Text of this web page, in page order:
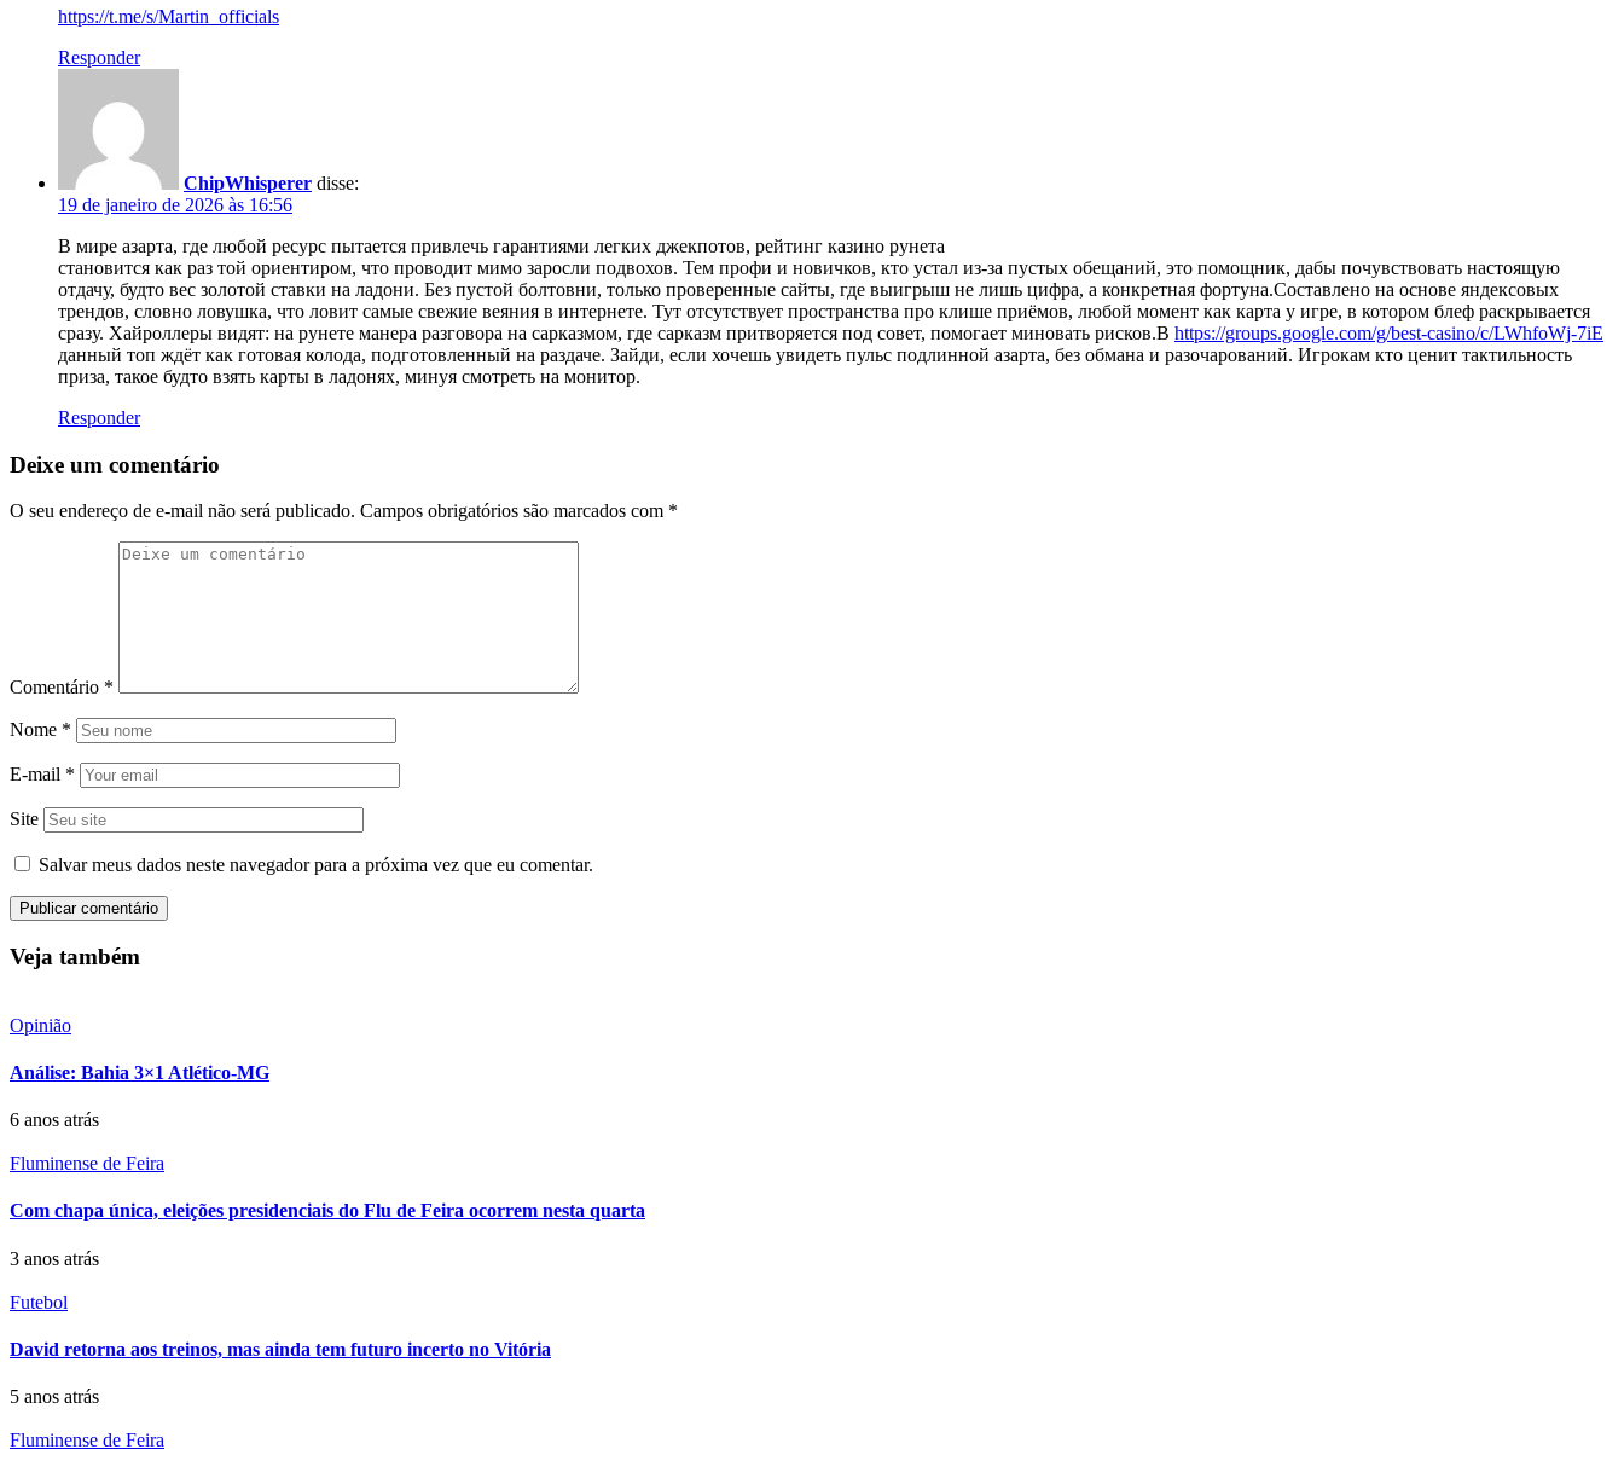
https://t.me/s/Martin_officials
Responder
ChipWhisperer disse:
19 de janeiro de 2026 às 16:56
В мире азарта, где любой ресурс пытается привлечь гарантиями легких джекпотов, рейтинг казино рунета
становится как раз той ориентиром, что проводит мимо заросли подвохов. Тем профи и новичков, кто устал из-за пустых обещаний, это помощник, дабы почувствовать настоящую
отдачу, будто вес золотой ставки на ладони. Без пустой болтовни, только проверенные сайты, где выигрыш не лишь цифра, а конкретная фортуна.Составлено на основе яндексовых
трендов, словно ловушка, что ловит самые свежие веяния в интернете. Тут отсутствует пространства про клише приёмов, любой момент как карта у игре, в котором блеф раскрывается
сразу. Хайроллеры видят: на рунете манера разговора на сарказмом, где сарказм притворяется под совет, помогает миновать рисков.В https://groups.google.com/g/best-casino/c/LWhfoWj-7iE
данный топ ждёт как готовая колода, подготовленный на раздаче. Зайди, если хочешь увидеть пульс подлинной азарта, без обмана и разочарований. Игрокам кто ценит тактильность
приза, такое будто взять карты в ладонях, минуя смотреть на монитор.
Responder
Deixe um comentário
O seu endereço de e-mail não será publicado. Campos obrigatórios são marcados com *
Comentário *
Nome *
E-mail *
Site
Salvar meus dados neste navegador para a próxima vez que eu comentar.
Veja também
Opinião
Análise: Bahia 3×1 Atlético-MG
6 anos atrás
Fluminense de Feira
Com chapa única, eleições presidenciais do Flu de Feira ocorrem nesta quarta
3 anos atrás
Futebol
David retorna aos treinos, mas ainda tem futuro incerto no Vitória
5 anos atrás
Fluminense de Feira